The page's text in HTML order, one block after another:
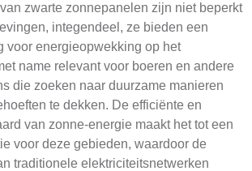
zwarte zonnepanelen zijn niet beperkt
integendeel, ze bieden een
voor energieopwekking op het
name relevant voor boeren en andere
die zoeken naar duurzame manieren
te dekken. De efficiënte en
van zonne-energie maakt het tot een
voor deze gebieden, waardoor de
traditionele elektriciteitsnetwerken